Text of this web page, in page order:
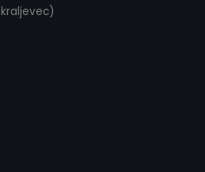
kraljevec)